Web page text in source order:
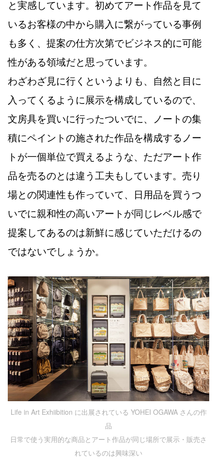
と実感しています。初めてアート作品を見て
いるお客様の中から購入に繋がっている事例
も多く、提案の仕方次第でビジネス的に可能
性がある領域だと思っています。
わざわざ見に行くというよりも、自然と目に
入ってくるように展示を構成しているので、
文房具を買いに行ったついでに、ノートの集
積にペイントの施された作品を構成するノー
トが一個単位で買えるような、ただアート作
品を売るのとは違う工夫もしています。売り
場との関連性も作っていて、日用品を買うつ
いでに親和性の高いアートが同じレベル感で
提案してあるのは新鮮に感じていただけるの
ではないでしょうか。
Life in Art Exhiibition に出展されている YOHEI OGAWA さんの作
品
日常で使う実用的な商品とアート作品が同じ場所で展示・販売さ
れているのは興味深い